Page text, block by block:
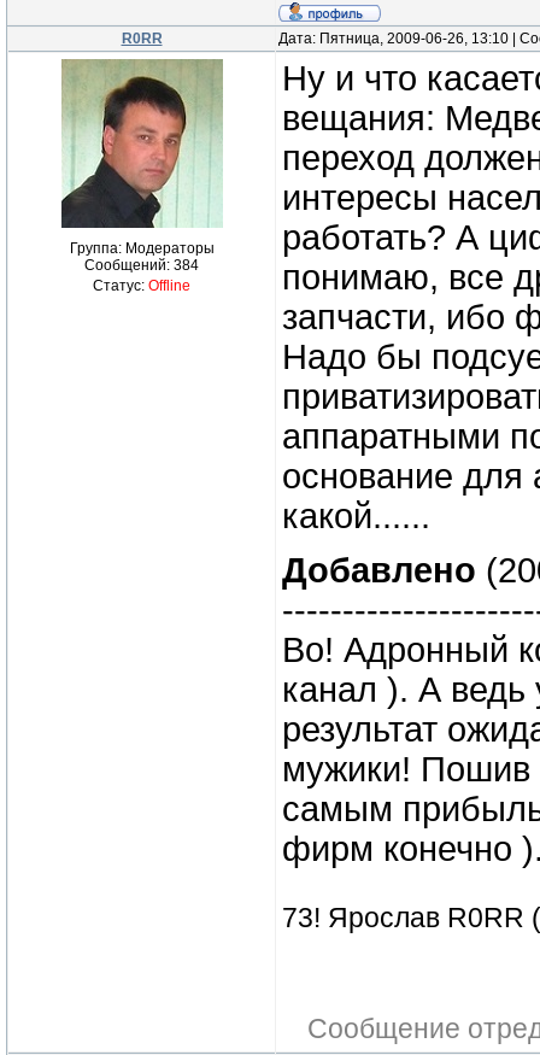
R0RR Дата: Пятница, 2009-06-26, 13:10 |
Группа: Модераторы
Сообщений: 384
Статус: Offline
Ну и что
вещания:
переход
интересы
работать? А
понимаю, все
запчасти, ибо
Надо бы
аппаратными
основание
какой......
Добавлено
Во! Адронный
канал ). А ведь
результат
мужики! Пошив
самым
фирм конечно
73! Ярослав R0RR
Сообщение